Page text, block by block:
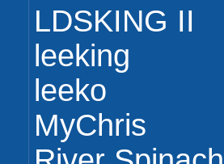
LDSKING II
leeking
leeko
MyChris